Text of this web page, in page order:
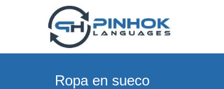
Ropa en sueco